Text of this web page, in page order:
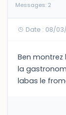
Messages: 2
Date : 08/
Ben
la
labas le